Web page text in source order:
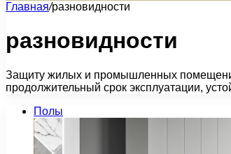
Главная/разновидности
разновидности
Защиту жилых и промышленных
продолжительный срок эксплуатации,
Полы